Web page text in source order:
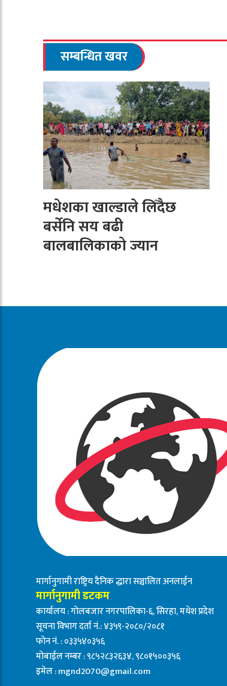
सम्बन्धित खवर
मधेशका खाल्डाले लिँदैछ
बर्सेनि सय बढी
बालबालिकाको ज्यान
मार्गानुगामी राष्ट्रिय दैनिक द्धारा सञ्चालित अनलाईन
मार्गानुगामी डटकम
कार्यालय : गोलबजार नगरपालिका-६, सिरहा, मधेश प्रदेश
सूचना विभाग दर्ता नं.: ४३५९-२०८०/२०८१
फोन नं. : ०३३५४०३५६
मोबाईल नम्बर : ९८५२८३२६३४, ९८०१५००३५६
इमेल :mgnd2070@gmail.com